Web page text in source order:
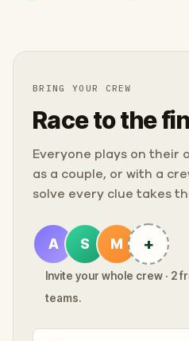
BRING YOUR CREW
Race to the
Everyone plays on their
as a couple, or with a
solve every clue takes
A S M +
Invite your whole crew · 2
teams.